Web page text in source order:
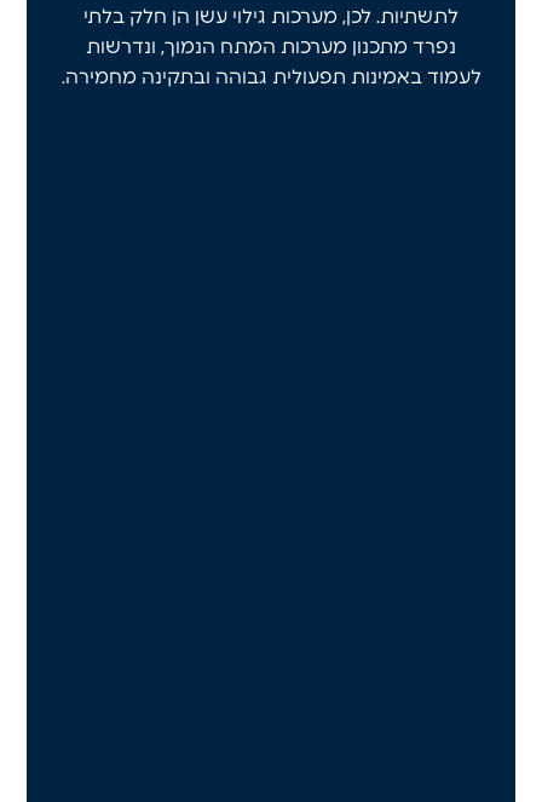
לתשתיות. לכן, מערכות גילוי עשן הן חלק בלתי
נפרד מתכנון מערכות המתח הנמוך, ונדרשות
לעמוד באמינות תפעולית גבוהה ובתקינה מחמירה.